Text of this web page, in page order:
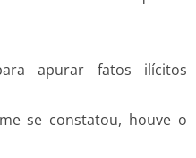
apurar fatos ilícitos
se constatou, houve o